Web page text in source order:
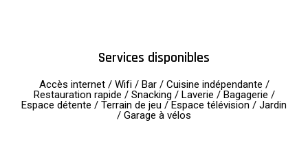
Services disponibles
Accès internet / Wifi / Bar / Cuisine indépendante /
Restauration rapide / Snacking / Laverie / Bagagerie /
Espace détente / Terrain de jeu / Espace télévision / Jardin
/ Garage à vélos